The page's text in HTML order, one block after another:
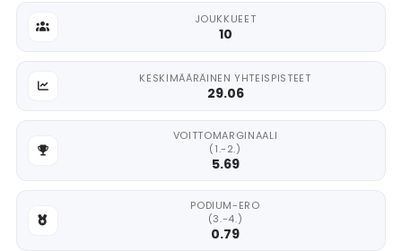
JOUKKUEET
10
KESKIMÄÄRÄINEN YHTEISPISTEET
29.06
VOITTOMARGINAALI
(1.-2.)
5.69
PODIUM-ERO
(3.-4.)
0.79